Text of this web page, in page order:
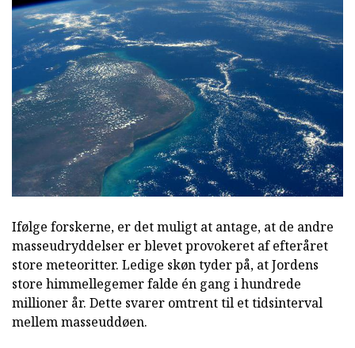
Ifølge forskerne, er det muligt at antage, at de andre
masseudryddelser er blevet provokeret af efteråret
store meteoritter. Ledige skøn tyder på, at Jordens
store himmellegemer falde én gang i hundrede
millioner år. Dette svarer omtrent til et tidsinterval
mellem masseuddøen.